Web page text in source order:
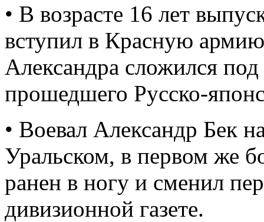
• В возрасте 16 лет
вступил в Красную
Александра сложился
прошедшего Русско-
• Воевал Александр Бек
Уральском, в первом же
ранен в ногу и сменил
дивизионной газете.